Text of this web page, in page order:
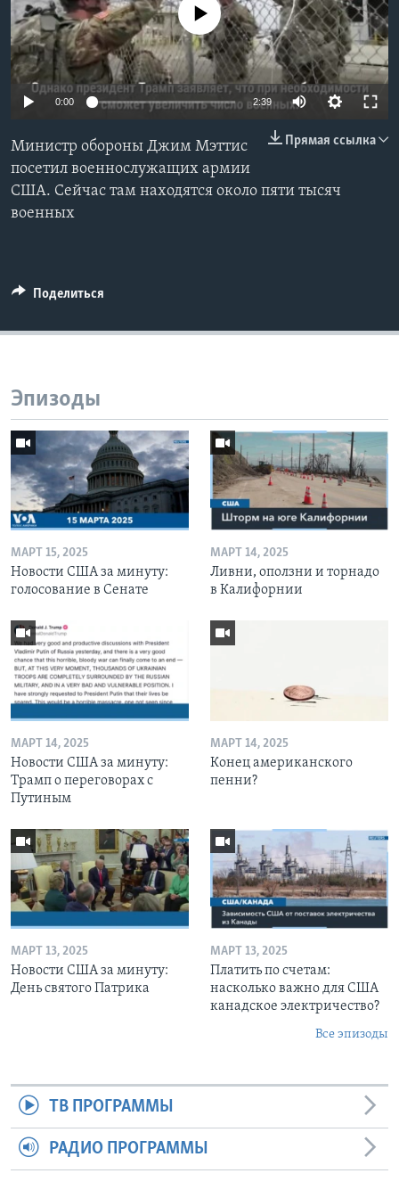
Learning English
СОЦИАЛЬНЫЕ СЕТИ
Языки
No media source currently available
0:00 2:39
Прямая ссылка
Министр обороны Джим Мэттис
посетил военнослужащих армии
США. Сейчас там находятся около пяти тысяч
военных
Поделиться
Эпизоды
МАРТ 15, 2025
Новости США за минуту:
голосование в Сенате
МАРТ 14, 2025
Ливни, оползни и торнадо
в Калифорнии
МАРТ 14, 2025
Новости США за минуту:
Трамп о переговорах с
Путиным
МАРТ 14, 2025
Конец американского
пенни?
МАРТ 13, 2025
Новости США за минуту:
День святого Патрика
МАРТ 13, 2025
Платить по счетам:
насколько важно для США
канадское электричество?
Все эпизоды
ТВ ПРОГРАММЫ
РАДИО ПРОГРАММЫ